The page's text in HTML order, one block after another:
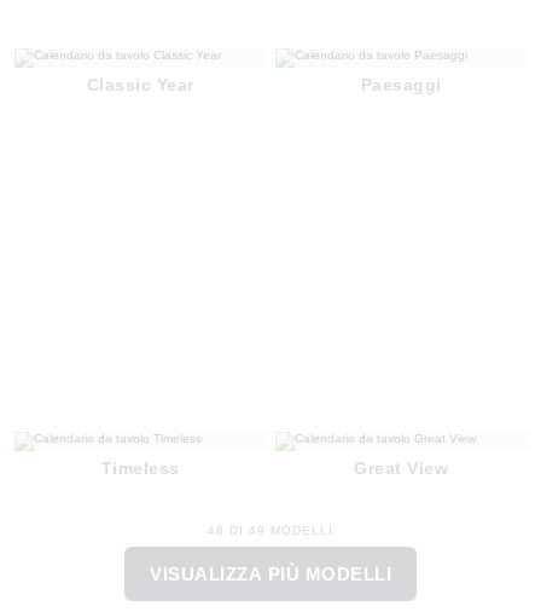
Classic Year Paesaggi
Timeless Great View
48 DI 49 MODELLI
VISUALIZZA PIÙ MODELLI